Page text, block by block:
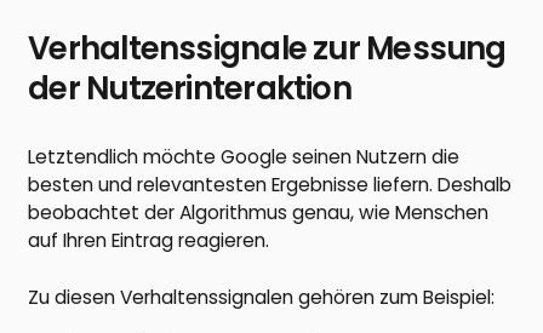
Verhaltenssignale zur Messung
der Nutzerinteraktion
Letztendlich möchte Google seinen Nutzern die
besten und relevantesten Ergebnisse liefern. Deshalb
beobachtet der Algorithmus genau, wie Menschen
auf Ihren Eintrag reagieren.
Zu diesen Verhaltenssignalen gehören zum Beispiel: